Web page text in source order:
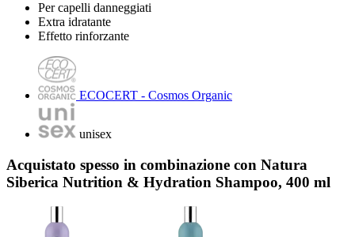
Per capelli danneggiati
Extra idratante
Effetto rinforzante
ECOCERT - Cosmos Organic
unisex
Acquistato spesso in combinazione con Natura
Siberica Nutrition & Hydration Shampoo, 400 ml